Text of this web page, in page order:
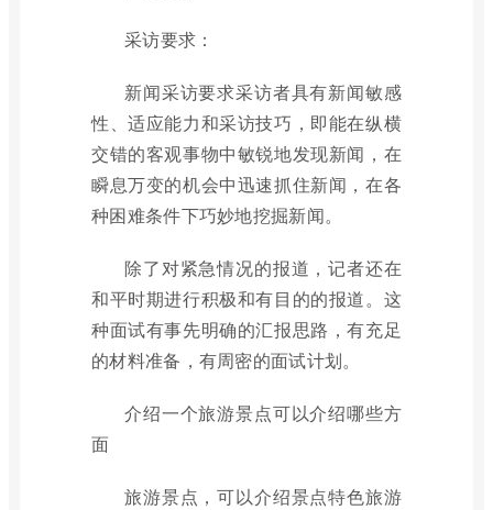
采访要求：
新闻采访要求采访者具有新闻敏感
性、适应能力和采访技巧，即能在纵横
交错的客观事物中敏锐地发现新闻，在
瞬息万变的机会中迅速抓住新闻，在各
种困难条件下巧妙地挖掘新闻。
除了对紧急情况的报道，记者还在
和平时期进行积极和有目的的报道。这
种面试有事先明确的汇报思路，有充足
的材料准备，有周密的面试计划。
介绍一个旅游景点可以介绍哪些方
面
旅游景点，可以介绍景点特色旅游